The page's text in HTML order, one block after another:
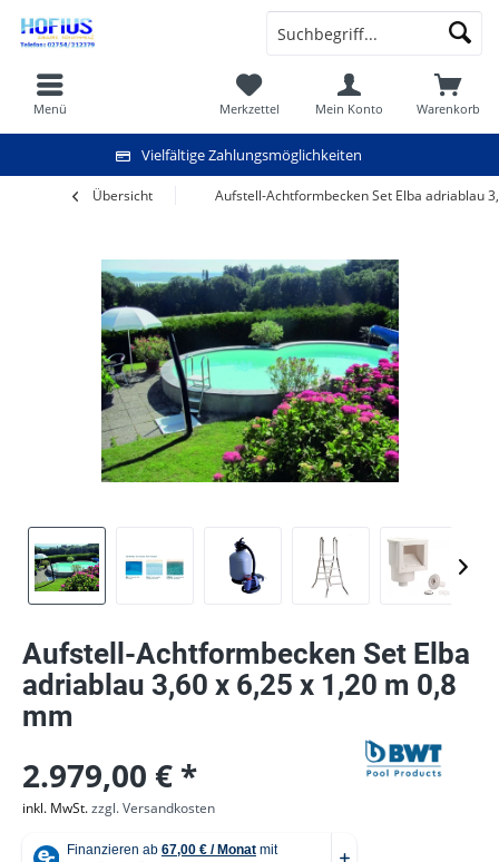
Vielfältige Zahlungsmöglichkeiten
Warenkorb
Merkzettel Mein Konto
Menü
Übersicht Aufstell-Achtformbecken Set Elba adriablau
Aufstell-Achtformbecken Set Elba
adriablau 3,60 x 6,25 x 1,20 m 0,8
mm
2.979,00 € *
inkl. MwSt.zzgl. Versandkosten